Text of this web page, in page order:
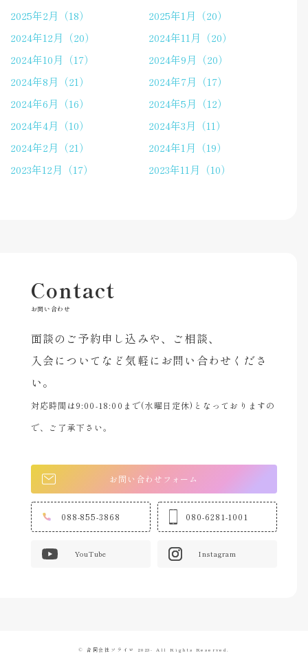
2025年2月（18）
2025年1月（20）
2024年12月（20）
2024年11月（20）
2024年10月（17）
2024年9月（20）
2024年8月（21）
2024年7月（17）
2024年6月（16）
2024年5月（12）
2024年4月（10）
2024年3月（11）
2024年2月（21）
2024年1月（19）
2023年12月（17）
2023年11月（10）
Contact
お問い合わせ
面談のご予約申し込みや、ご相談、
入会についてなど気軽にお問い合わせくださ
い。
対応時間は9:00-18:00まで(水曜日定休)となっておりますの
で、ご了承下さい。
お問い合わせフォーム
088-855-3868 080-6281-1001
YouTube Instagram
© 合同会社ソライロ 2023- All Rights Reserved.